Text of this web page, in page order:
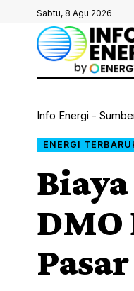
Sabtu, 8 Agu 2026
Info Energi -
ENERGI
DMO
Pasar